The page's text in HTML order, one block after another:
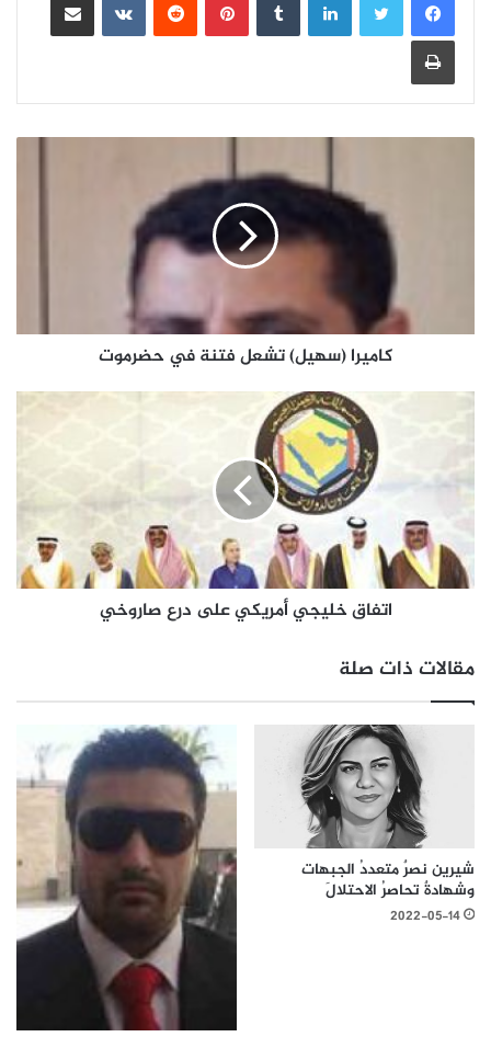
طباعة
كاميرا (سهيل) تشعل فتنة في حضرموت
اتفاق خليجي أمريكي على درع صاروخي
مقالات ذات صلة
شيرين نصرٌ متعددُ الجبهات
وشهادةٌ تحاصرُ الاحتلالَ
2022-05-14